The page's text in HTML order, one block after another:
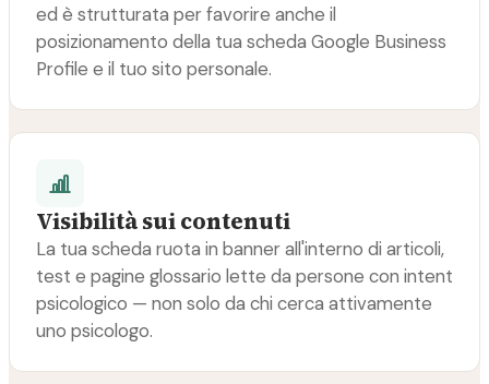
ed è strutturata per favorire anche il
posizionamento della tua scheda Google Business
Profile e il tuo sito personale.
Visibilità sui contenuti
La tua scheda ruota in banner all'interno di articoli,
test e pagine glossario lette da persone con intent
psicologico — non solo da chi cerca attivamente
uno psicologo.